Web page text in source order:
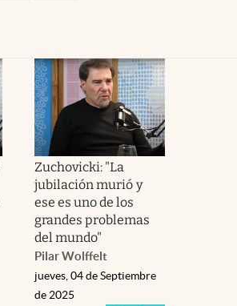
Zuchovicki: "La
jubilación murió y
ese es uno de los
grandes problemas
del mundo"
Pilar Wolffelt
jueves, 04 de Septiembre
de 2025